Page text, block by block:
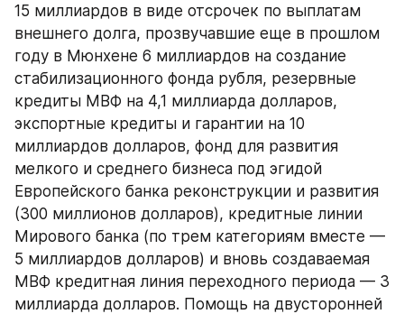
15 миллиардов в виде отсрочек по выплатам
внешнего долга, прозвучавшие еще в прошлом
году в Мюнхене 6 миллиардов на создание
стабилизационного фонда рубля, резервные
кредиты МВФ на 4,1 миллиарда долларов,
экспортные кредиты и гарантии на 10
миллиардов долларов, фонд для развития
мелкого и среднего бизнеса под эгидой
Европейского банка реконструкции и развития
(300 миллионов долларов), кредитные линии
Мирового банка (по трем категориям вместе —
5 миллиардов долларов) и вновь создаваемая
МВФ кредитная линия переходного периода — 3
миллиарда долларов. Помощь на двусторонней